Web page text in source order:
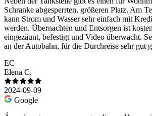
Schranke abgesperrten, größeren Platz. Am
kann Strom und Wasser sehr einfach mit
werden. Übernachten und Entsorgen ist
eingezäunt, befestigt und Video überwacht.
an der Autobahn, für die Durchreise sehr gut
EC
Elena C.
2024-09-09
Google